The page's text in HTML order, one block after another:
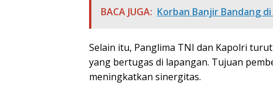
BACA JUGA: Korban Banjir Bandang
Selain itu, Panglima TNI dan Kapolri
yang bertugas di lapangan. Tujuan
meningkatkan sinergitas.